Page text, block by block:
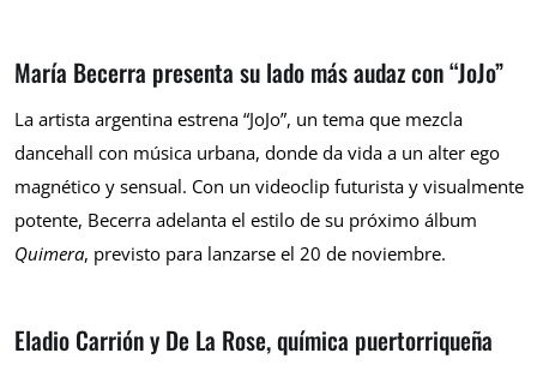
María Becerra presenta su lado más audaz con “JoJo”
La artista argentina estrena “JoJo”, un tema que mezcla
dancehall con música urbana, donde da vida a un alter ego
magnético y sensual. Con un videoclip futurista y visualmente
potente, Becerra adelanta el estilo de su próximo álbum
Quimera, previsto para lanzarse el 20 de noviembre.
Eladio Carrión y De La Rose, química puertorriqueña